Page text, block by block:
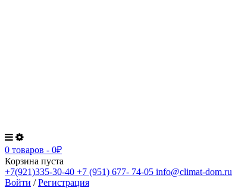
0 товаров - 0₽
Корзина пуста
+7(921)335-30-40 +7 (951) 677- 74-05 info@climat-dom.ru
Войти /Регистрация